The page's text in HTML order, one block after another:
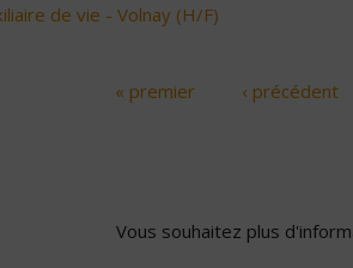
de vie - Volnay (H/F)
« premier ‹ précédent
Vous souhaitez plus